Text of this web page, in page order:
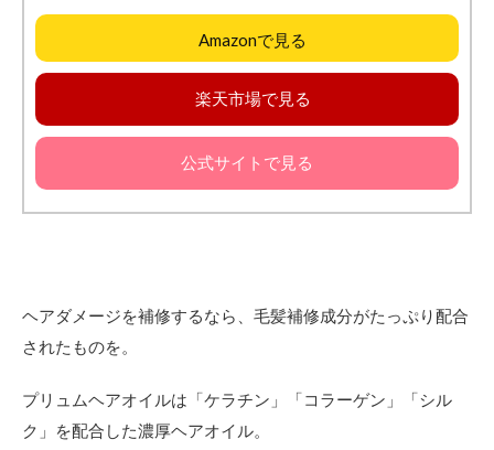
Amazonで見る
楽天市場で見る
公式サイトで見る
ヘアダメージを補修するなら、毛髪補修成分がたっぷり配合
されたものを。
プリュムヘアオイルは「ケラチン」「コラーゲン」「シル
ク」を配合した濃厚ヘアオイル。